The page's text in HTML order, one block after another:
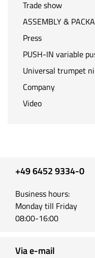
Trade show
ASSEMBLY &
Press
PUSH-IN variable
Universal trumpet
Company
Video
+49 6452 9334-0
Business hours:
Monday till Friday
08:00-16:00
Via e-mail